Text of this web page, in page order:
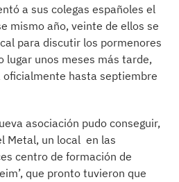
a sus colegas españoles el
mismo año, veinte de ellos se
para discutir los pormenores
lugar unos meses más tarde,
hasta septiembre
asociación pudo conseguir,
Metal, un local en las
centro de formación de
que pronto tuvieron que